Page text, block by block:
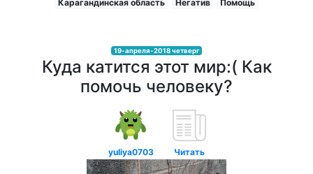
Карагандинская область
Негатив Помощь
19-апреля-2018 четверг
Куда катится этот мир:( Как
помочь человеку?
yuliya0703 Читать